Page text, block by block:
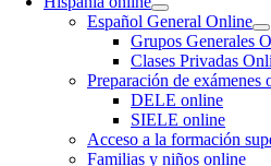
Español General Online
Grupos Generales
Clases Privadas
Preparación de exámenes
DELE online
SIELE online
Acceso a la formación
Familias y niños online